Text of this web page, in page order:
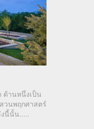
ด้านหนึ่งเป็น
วนพฤกศาสตร์
นี้นั้น.....